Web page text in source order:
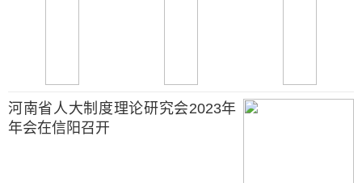
河南省人大制度理论研究会2023年
年会在信阳召开